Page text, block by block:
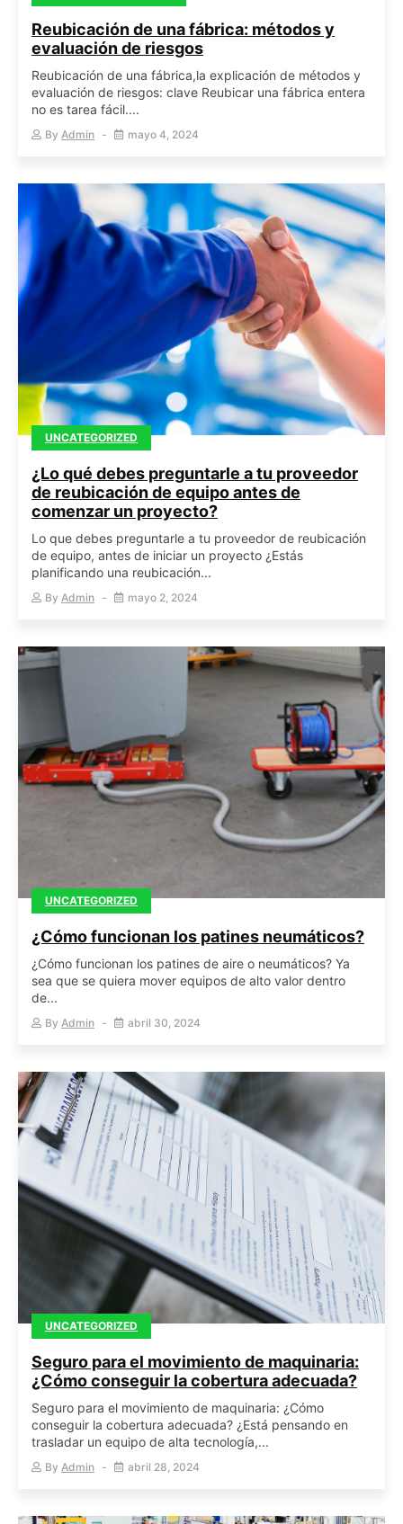
Reubicación de una fábrica: métodos y
evaluación de riesgos
Reubicación de una fábrica,la explicación de métodos y
evaluación de riesgos: clave Reubicar una fábrica entera
no es tarea fácil....
By Admin mayo 4, 2024
UNCATEGORIZED
¿Lo qué debes preguntarle a tu proveedor
de reubicación de equipo antes de
comenzar un proyecto?
Lo que debes preguntarle a tu proveedor de reubicación
de equipo, antes de iniciar un proyecto ¿Estás
planificando una reubicación...
By Admin mayo 2, 2024
UNCATEGORIZED
¿Cómo funcionan los patines neumáticos?
¿Cómo funcionan los patines de aire o neumáticos? Ya
sea que se quiera mover equipos de alto valor dentro
de...
By Admin abril 30, 2024
UNCATEGORIZED
Seguro para el movimiento de maquinaria:
¿Cómo conseguir la cobertura adecuada?
Seguro para el movimiento de maquinaria: ¿Cómo
conseguir la cobertura adecuada? ¿Está pensando en
trasladar un equipo de alta tecnología,...
By Admin abril 28, 2024